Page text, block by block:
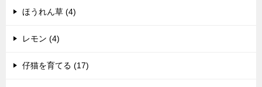
ほうれん草 (4)
レモン (4)
仔猫を育てる (17)